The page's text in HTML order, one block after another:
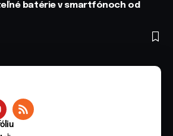
batérie v smartfónoch od